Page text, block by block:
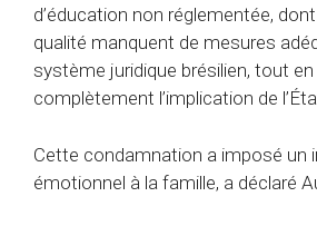
d’éducation non réglementée,
qualité manquent de mesures
système juridique brésilien, tout
complètement l’implication de
Cette condamnation a imposé un
émotionnel à la famille, a déclaré